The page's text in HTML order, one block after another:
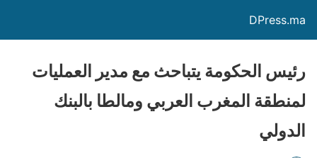
DPress.ma
رئيس الحكومة يتباحث مع مدير العمليات
لمنطقة المغرب العربي ومالطا بالبنك
الدولي